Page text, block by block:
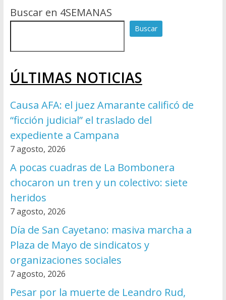
Buscar en 4SEMANAS
Buscar
ÚLTIMAS NOTICIAS
Causa AFA: el juez Amarante calificó de
“ficción judicial” el traslado del
expediente a Campana
7 agosto, 2026
A pocas cuadras de La Bombonera
chocaron un tren y un colectivo: siete
heridos
7 agosto, 2026
Día de San Cayetano: masiva marcha a
Plaza de Mayo de sindicatos y
organizaciones sociales
7 agosto, 2026
Pesar por la muerte de Leandro Rud,